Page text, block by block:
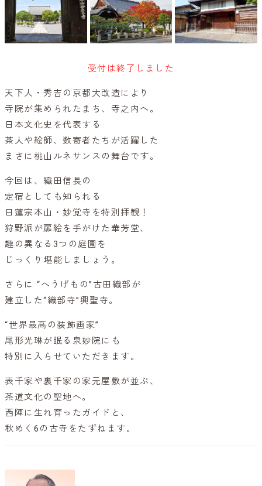
受付は終了しました
天下人・秀吉の京都大改造により
寺院が集められたまち、寺之内へ。
日本文化史を代表する
茶人や絵師、数寄者たちが活躍した
まさに桃山ルネサンスの舞台です。
今回は、織田信長の
定宿としても知られる
日蓮宗本山・妙覚寺を特別拝観！
狩野派が扉絵を手がけた華芳堂、
趣の異なる3つの庭園を
じっくり堪能しましょう。
さらに “へうげもの”古田織部が
建立した“織部寺”興聖寺。
“世界最高の装飾画家”
尾形光琳が眠る泉妙院にも
特別に入らせていただきます。
表千家や裏千家の家元屋敷が並ぶ、
茶道文化の聖地へ。
西陣に生れ育ったガイドと、
秋めく6の古寺をたずねます。